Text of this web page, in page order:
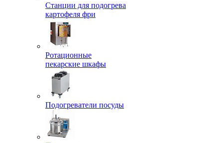
Станции для подогрева
картофеля фри
Ротационные
пекарские шкафы
Подогреватели посуды